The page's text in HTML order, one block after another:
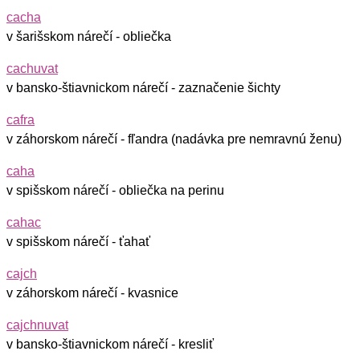
cacha
v šarišskom nárečí - obliečka
cachuvat
v bansko-štiavnickom nárečí - zaznačenie šichty
cafra
v záhorskom nárečí - fľandra (nadávka pre nemravnú ženu)
caha
v spišskom nárečí - obliečka na perinu
cahac
v spišskom nárečí - ťahať
cajch
v záhorskom nárečí - kvasnice
cajchnuvat
v bansko-štiavnickom nárečí - kresliť